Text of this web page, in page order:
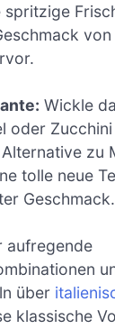
Wickle
oder
zu
tolle neue
Geschmack.
aufregende
über
klassische